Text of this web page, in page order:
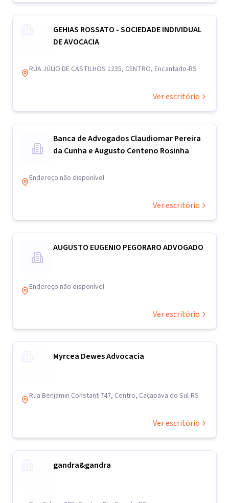
GEHIAS ROSSATO - SOCIEDADE INDIVIDUAL
DE AVOCACIA
RUA JÚLIO DE CASTILHOS 1235, CENTRO, Encantado-RS
Ver escritório
Banca de Advogados Claudiomar Pereira
da Cunha e Augusto Centeno Rosinha
Endereço não disponível
Ver escritório
AUGUSTO EUGENIO PEGORARO ADVOGADO
Endereço não disponível
Ver escritório
Myrcea Dewes Advocacia
Rua Benjamin Constant 747, Centro, Caçapava do Sul-RS
Ver escritório
gandra&gandra